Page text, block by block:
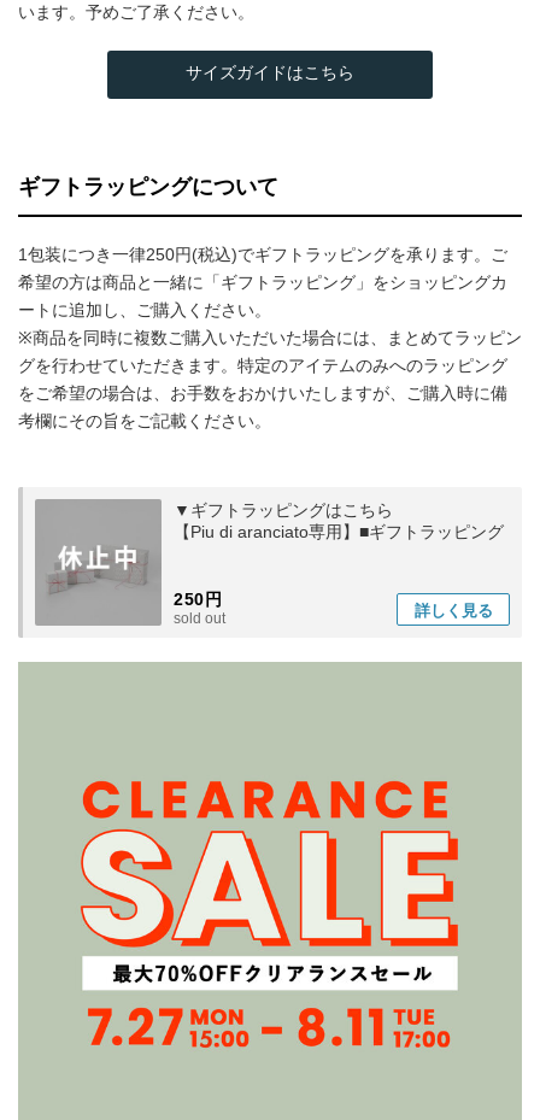
います。予めご了承ください。
サイズガイドはこちら
ギフトラッピングについて
1包装につき一律250円(税込)でギフトラッピングを承ります。ご
希望の方は商品と一緒に「ギフトラッピング」をショッピングカ
ートに追加し、ご購入ください。
※商品を同時に複数ご購入いただいた場合には、まとめてラッピン
グを行わせていただきます。特定のアイテムのみへのラッピング
をご希望の場合は、お手数をおかけいたしますが、ご購入時に備
考欄にその旨をご記載ください。
▼ギフトラッピングはこちら
【Piu di aranciato専用】■ギフトラッピング
250円
sold out 詳しく 見る